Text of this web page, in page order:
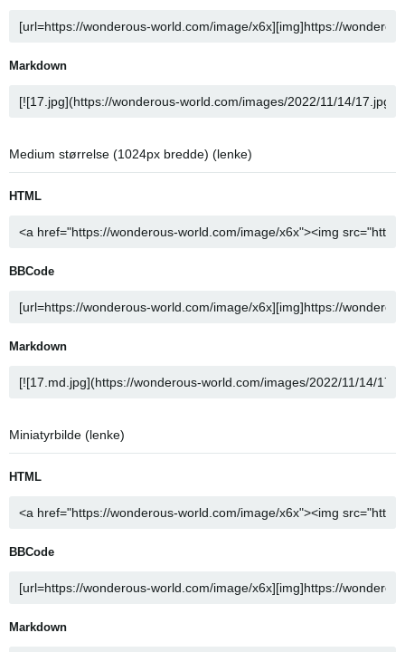
Markdown
Medium størrelse (1024px bredde) (lenke)
HTML
BBCode
Markdown
Miniatyrbilde (lenke)
HTML
BBCode
Markdown